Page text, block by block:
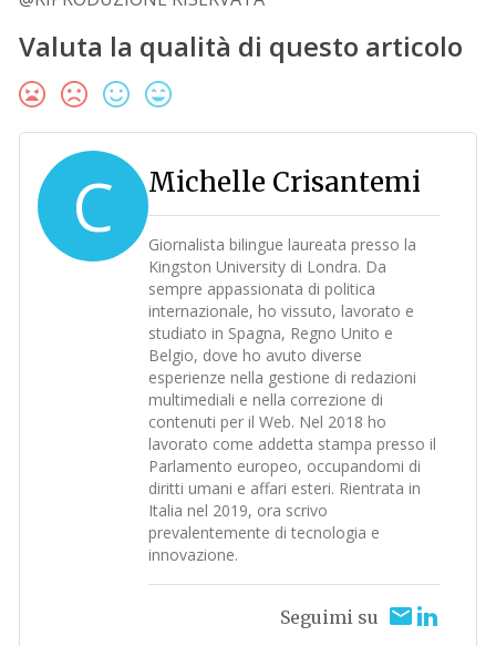
Valuta la qualità di questo articolo
C Michelle Crisantemi
Giornalista bilingue laureata presso la
Kingston University di Londra. Da
sempre appassionata di politica
internazionale, ho vissuto, lavorato e
studiato in Spagna, Regno Unito e
Belgio, dove ho avuto diverse
esperienze nella gestione di redazioni
multimediali e nella correzione di
contenuti per il Web. Nel 2018 ho
lavorato come addetta stampa presso il
Parlamento europeo, occupandomi di
diritti umani e affari esteri. Rientrata in
Italia nel 2019, ora scrivo
prevalentemente di tecnologia e
innovazione.
Seguimi su